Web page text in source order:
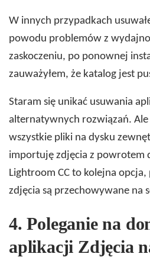
W innych przypadkach
powodu problemów z
zaskoczeniu, po ponownej
zauważyłem, że katalog jest
Staram się unikać usuwania
alternatywnych rozwiązań. Ale
wszystkie pliki na dysku
importuję zdjęcia z powrotem
Lightroom CC to kolejna
zdjęcia są przechowywane na
4.Poleganie na
aplikacji Zdjęcia